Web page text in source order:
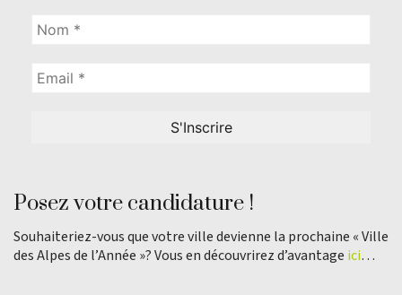
Posez votre candidature !
Souhaiteriez-vous que votre ville devienne la prochaine « Ville
des Alpes de l’Année »? Vous en découvrirez d’avantage ici…